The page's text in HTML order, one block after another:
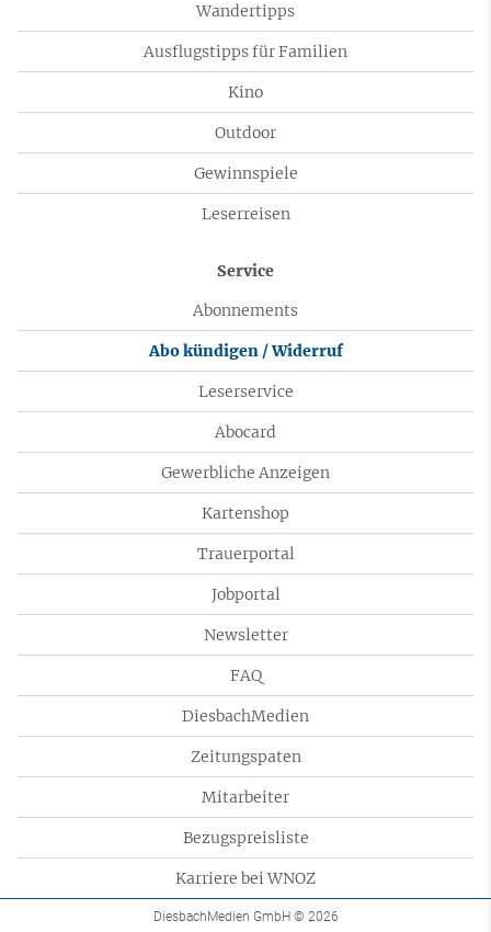
Wandertipps
Ausflugstipps für Familien
Kino
Outdoor
Gewinnspiele
Leserreisen
Service
Abonnements
Abo kündigen / Widerruf
Leserservice
Abocard
Gewerbliche Anzeigen
Kartenshop
Trauerportal
Jobportal
Newsletter
FAQ
DiesbachMedien
Zeitungspaten
Mitarbeiter
Bezugspreisliste
Karriere bei WNOZ
DiesbachMedien GmbH © 2026